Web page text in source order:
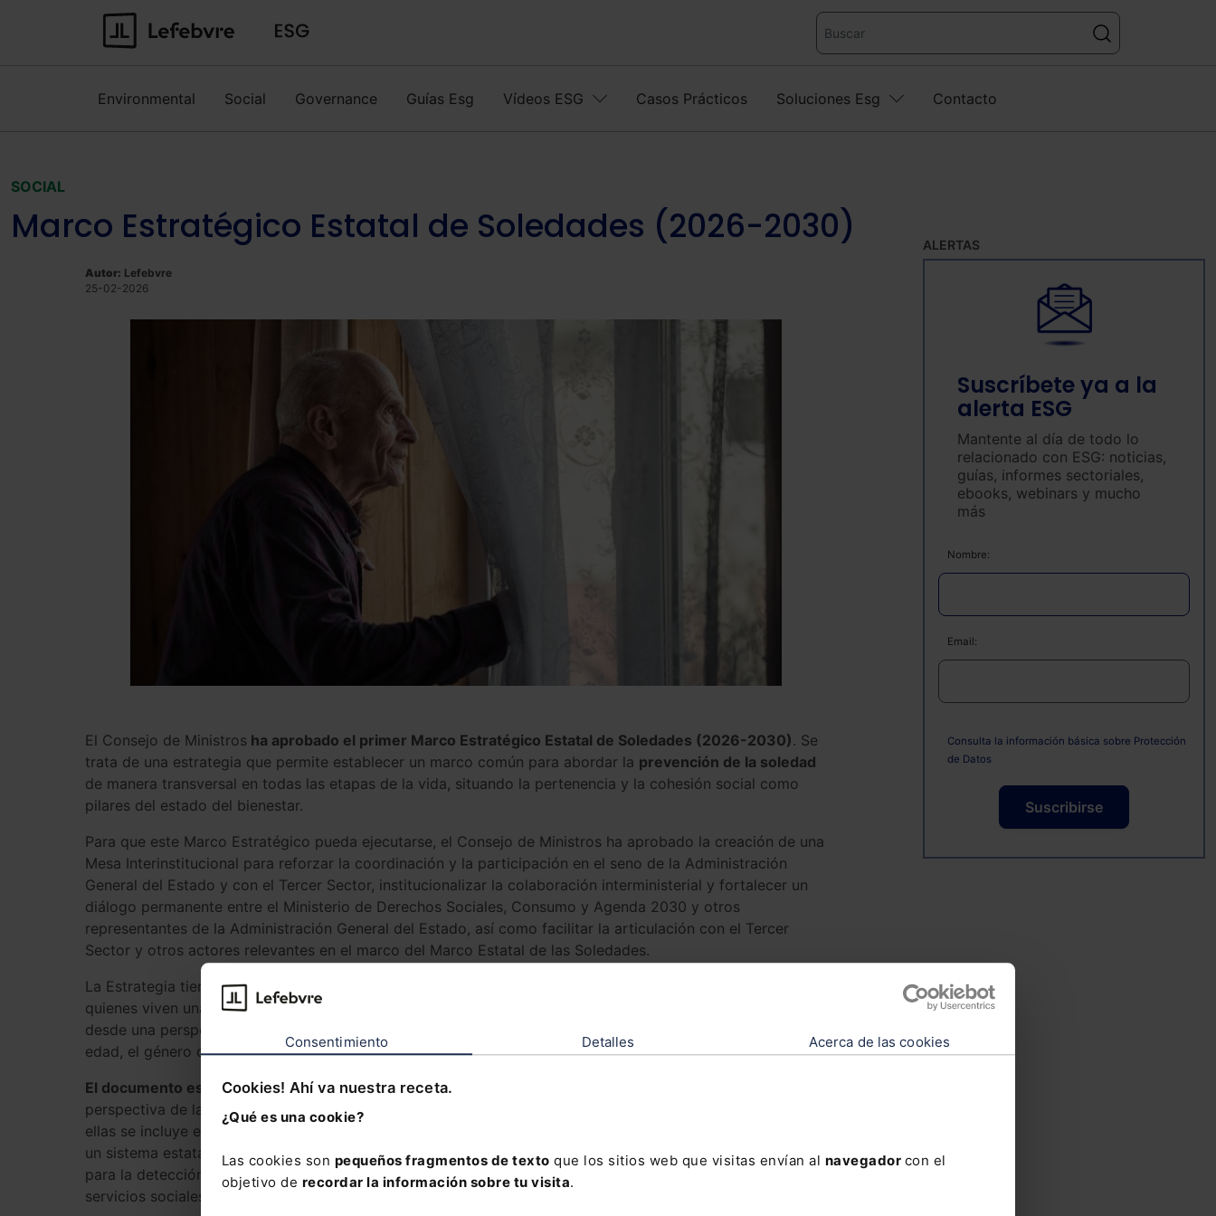
Consentimiento Detalles Acerca de las cookies
Cookies! Ahí va nuestra receta.
¿Qué es una cookie?
Las cookies son pequeños fragmentos de texto que los sitios web que visitas envían al navegador con el
objetivo de recordar la información sobre tu visita.
Environmental Social Governance Guías Esg Vídeos ESG Casos Prácticos Soluciones Esg Contacto
SOCIAL
Marco Estratégico Estatal de Soledades (2026-2030)
Autor: Lefebvre
25-02-2026
El Consejo de Ministros ha aprobado el primer Marco Estratégico Estatal de Soledades (2026-2030). Se
trata de una estrategia que permite establecer un marco común para abordar la prevención de la soledad
de manera transversal en todas las etapas de la vida, situando la pertenencia y la cohesión social como
pilares del estado del bienestar.
Para que este Marco Estratégico pueda ejecutarse, el Consejo de Ministros ha aprobado la creación de una
Mesa Interinstitucional para reforzar la coordinación y la participación en el seno de la Administración
General del Estado y con el Tercer Sector, institucionalizar la colaboración interministerial y fortalecer un
diálogo permanente entre el Ministerio de Derechos Sociales, Consumo y Agenda 2030 y otros
representantes de la Administración General del Estado, así como facilitar la articulación con el Tercer
Sector y otros actores relevantes en el marco del Marco Estatal de las Soledades.
La Estrategia tiene como objetivo impulsar que se construya un
quienes viven una situación de soledad no deseada, creando entornos de proximidad en los que participar,
desde una perspectiva inclusiva, y luchar contra la discriminación teniendo en cuenta factores como la
edad, el género o la discapacidad.
El documento establece objetivos concretos y líneas de actuación
perspectiva de la soledad en el conjunto de las políticas públicas a nivel nacional, autonómico y local. Entre
ellas se incluye el desarrollo de estructuras estables de participación ciudadana o la puesta en marcha de
un sistema estatal de indicadores y seguimiento de las soledades. Se impulsarán también criterios comunes
para la detección temprana de situaciones de soledad desde los sistemas sanitario, educativo y de
servicios sociales y se reforzarán los servicios y apoyos de proximidad.
ALERTAS
Suscríbete ya a la
alerta ESG
Mantente al día de todo lo
relacionado con ESG: noticias,
guías, informes sectoriales,
ebooks, webinars y mucho
más
Nombre:
Email:
Consulta la información básica sobre Protección
de Datos
Suscribirse